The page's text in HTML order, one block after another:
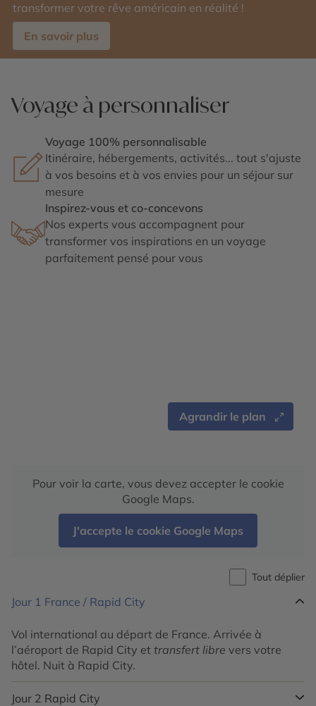
transformer votre rêve américain en réalité !
En savoir plus
Voyage à personnaliser
Voyage 100% personnalisable
Itinéraire, hébergements, activités... tout s'ajuste
à vos besoins et à vos envies pour un séjour sur
mesure
Inspirez-vous et co-concevons
Nos experts vous accompagnent pour
transformer vos inspirations en un voyage
parfaitement pensé pour vous
Agrandir le plan
Pour voir la carte, vous devez accepter le cookie
Google Maps.
J'accepte le cookie Google Maps
Tout déplier
Jour 1 France / Rapid City
Vol international au départ de France. Arrivée à
l’aéroport de Rapid City et transfert libre vers votre
hôtel. Nuit à Rapid City.
Jour 2 Rapid City